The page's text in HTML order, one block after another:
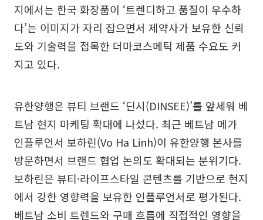
지에서는 한국 화장품이 ‘트렌디하고 품질이 우수하
다’는 이미지가 자리 잡으면서 제약사가 보유한 신뢰
도와 기술력을 접목한 더마코스메틱 제품 수요도 커
지고 있다.
유한양행은 뷰티 브랜드 ‘딘시(DINSEE)’를 앞세워 베
트남 현지 마케팅 확대에 나섰다. 최근 베트남 메가
인플루언서 보하린(Vo Ha Linh)이 유한양행 본사를
방문하면서 브랜드 협업 논의도 확대되는 분위기다.
보하린은 뷰티·라이프스타일 콘텐츠를 기반으로 현지
에서 강한 영향력을 보유한 인플루언서로 평가된다.
베트남 소비 트렌드와 구매 흐름에 직접적인 영향을